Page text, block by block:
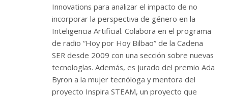
Innovations para analizar el impacto de no
incorporar la perspectiva de género en la
Inteligencia Artificial. Colabora en el programa
de radio “Hoy por Hoy Bilbao” de la Cadena
SER desde 2009 con una sección sobre nuevas
tecnologías. Además, es jurado del premio Ada
Byron a la mujer tecnóloga y mentora del
proyecto Inspira STEAM, un proyecto que